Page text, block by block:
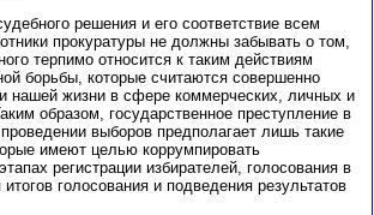
решения и его соответствие всем
прокуратуры не должны забывать о том,
терпимо относится к таким действиям
борьбы, которые считаются совершенно
нашей жизни в сфере коммерческих, личных и
образом, государственное преступление в
выборов предполагает лишь такие
имеют целью коррумпировать
регистрации избирателей, голосования в
голосования и подведения результатов